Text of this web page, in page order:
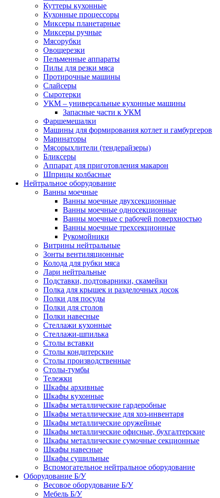
Куттеры кухонные
Кухонные процессоры
Миксеры планетарные
Миксеры ручные
Мясорубки
Овощерезки
Пельменные аппараты
Пилы для резки мяса
Протирочные машины
Слайсеры
Сыротерки
УКМ – универсальные кухонные машины
Запасные части к УКМ
Фаршемешалки
Машины для формирования котлет и гамбургеров
Маринаторы
Мясорыхлители (тендерайзеры)
Бликсеры
Аппарат для приготовления макарон
Шприцы колбасные
Нейтральное оборудование
Ванны моечные
Ванны моечные двухсекционные
Ванны моечные односекционные
Ванны моечные с рабочей поверхностью
Ванны моечные трехсекционные
Рукомойники
Витрины нейтральные
Зонты вентиляционные
Колода для рубки мяса
Лари нейтральные
Подставки, подтоварники, скамейки
Полка для крышек и разделочных досок
Полки для посуды
Полки для столов
Полки навесные
Стеллажи кухонные
Стеллажи-шпилька
Столы вставки
Столы кондитерские
Столы производственные
Столы-тумбы
Тележки
Шкафы архивные
Шкафы кухонные
Шкафы металлические гардеробные
Шкафы металлические для хоз-инвентаря
Шкафы металлические оружейные
Шкафы металлические офисные, бухгалтерские
Шкафы металлические сумочные секционные
Шкафы навесные
Шкафы сушильные
Вспомогательное нейтральное оборудование
Оборудование Б/У
Весовое оборудование Б/У
Мебель Б/У